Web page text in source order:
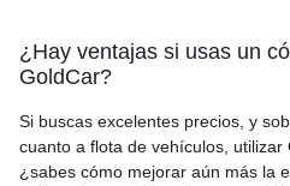
¿Hay ventajas si usas un
GoldCar?
Si buscas excelentes precios, y
cuanto a flota de vehículos,
¿sabes cómo mejorar aún más la